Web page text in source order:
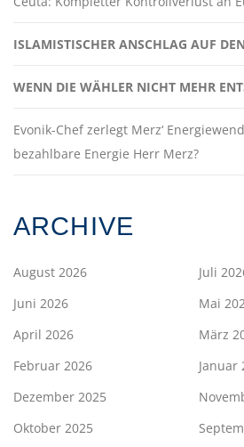
ISLAMISTISCHER ANSCHLAG AUF
WENN DIE WÄHLER NICHT MEHR
Evonik-Chef zerlegt Merz‘
bezahlbare Energie Herr Merz?
ARCHIVE
August 2026
Juli
Juni 2026
Mai
April 2026
März
Februar 2026
Januar
Dezember 2025
Oktober 2025